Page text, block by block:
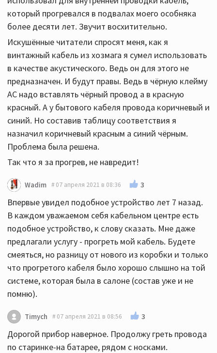
который прогревался в подвалах моего особняка
более десяти лет. Звучит восхитительно.
Искушённые читатели спросят меня, как я
винтажный кабель из хозмага я сумел использовать
в качестве акустического. Ведь он для этого не
предназначен. И будут правы. Ведь в чёрную клейму
АС надо вставлять чёрный провод а в красную
красный. А у бытового кабеля провода коричневый и
синий. Но составив таблицу соответствия я
назначил коричневый красным а синий чёрным.
Проблема была решена.
Так что я за прогрев, не навредит!
Wadim 07 апреля 2021 в 08:36 3
Впервые увидел подобное устройство лет 7 назад.
В каждом уважаемом себя кабельном центре есть
подобное устройство, к слову сказать. Мне даже
предлагали услугу - прогреть мой кабель. Будете
смеяться, но разницу от нового из коробки и только
что прогретого кабеля было хорошо слышно на той
системе, которая была в салоне (состав уже и не
помню).
Timych 07 апреля 2021 в 08:56 3
Дорогой прибор наверное. Продолжу греть провода
по старинке-на батарее, рядом с носками.